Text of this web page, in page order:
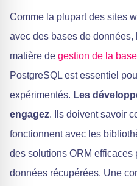
Comme la plupart des sites
avec des bases de
matière de gestion de la
PostgreSQL est essentiel
expérimentés. Les
engagez. Ils doivent savoir
fonctionnent avec les
des solutions ORM efficaces
données récupérées. Une